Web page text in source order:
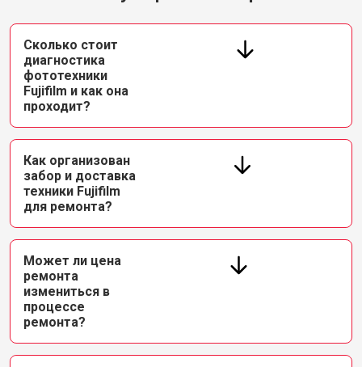
Сколько стоит
диагностика
фототехники
Fujifilm и как она
проходит?
Как организован
забор и доставка
техники Fujifilm
для ремонта?
Может ли цена
ремонта
измениться в
процессе
ремонта?